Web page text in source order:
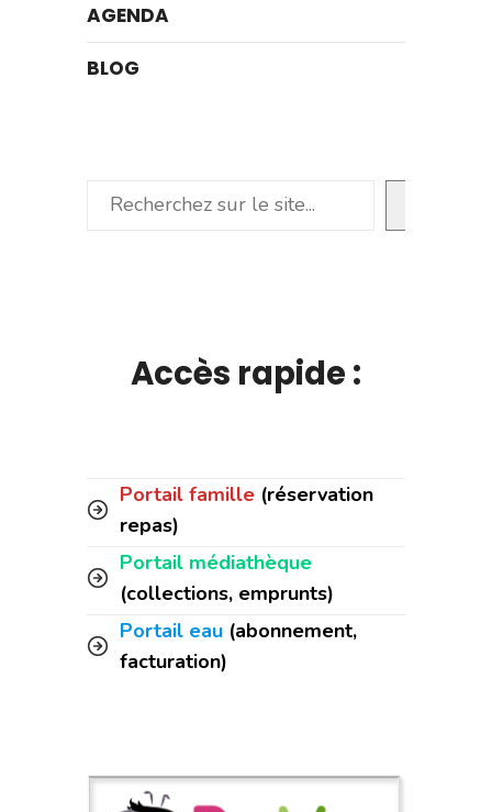
AGENDA
BLOG
Rechercher
Accès rapide :
Portail famille (réservation
repas)
Portail médiathèque
(collections, emprunts)
Portail eau (abonnement,
facturation)